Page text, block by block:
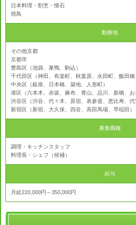
日本料理・割烹・懐石
焼鳥
勤務地
その他京都
京都市
豊島区（池袋、巣鴨、駒込）
千代田区（神田、有楽町、秋葉原、永田町、飯田橋
中央区（銀座、日本橋、築地、人形町）
港区（六本木、赤坂、麻布、青山、品川、新橋、お
渋谷区（渋谷、代々木、原宿、表参道、恵比寿、
新宿区（新宿、大久保、四谷、高田馬場、早稲田）
募集職種
調理・キッチンスタッフ
料理長・シェフ（候補）
給与
月給220,000円～350,000円